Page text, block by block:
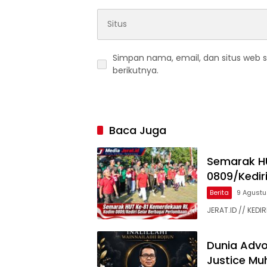
Simpan nama, email, dan situs
berikutnya.
Baca Juga
Semarak
0809/
Berita 9
JERAT.ID //
Dunia
Justice